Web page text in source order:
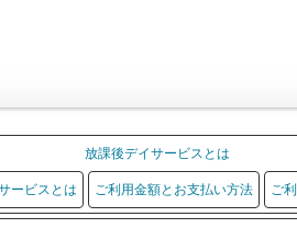
放課後デイサービスとは
ービスとは ご利用金額とお支払い方法 ご